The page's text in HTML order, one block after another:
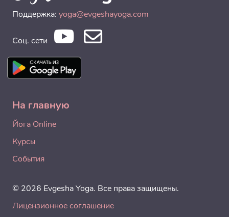
Поддержка: yoga@evgeshayoga.com
Соц. сети
На главную
Йога Online
Курсы
События
© 2026 Evgesha Yoga. Все права защищены.
Лицензионное соглашение